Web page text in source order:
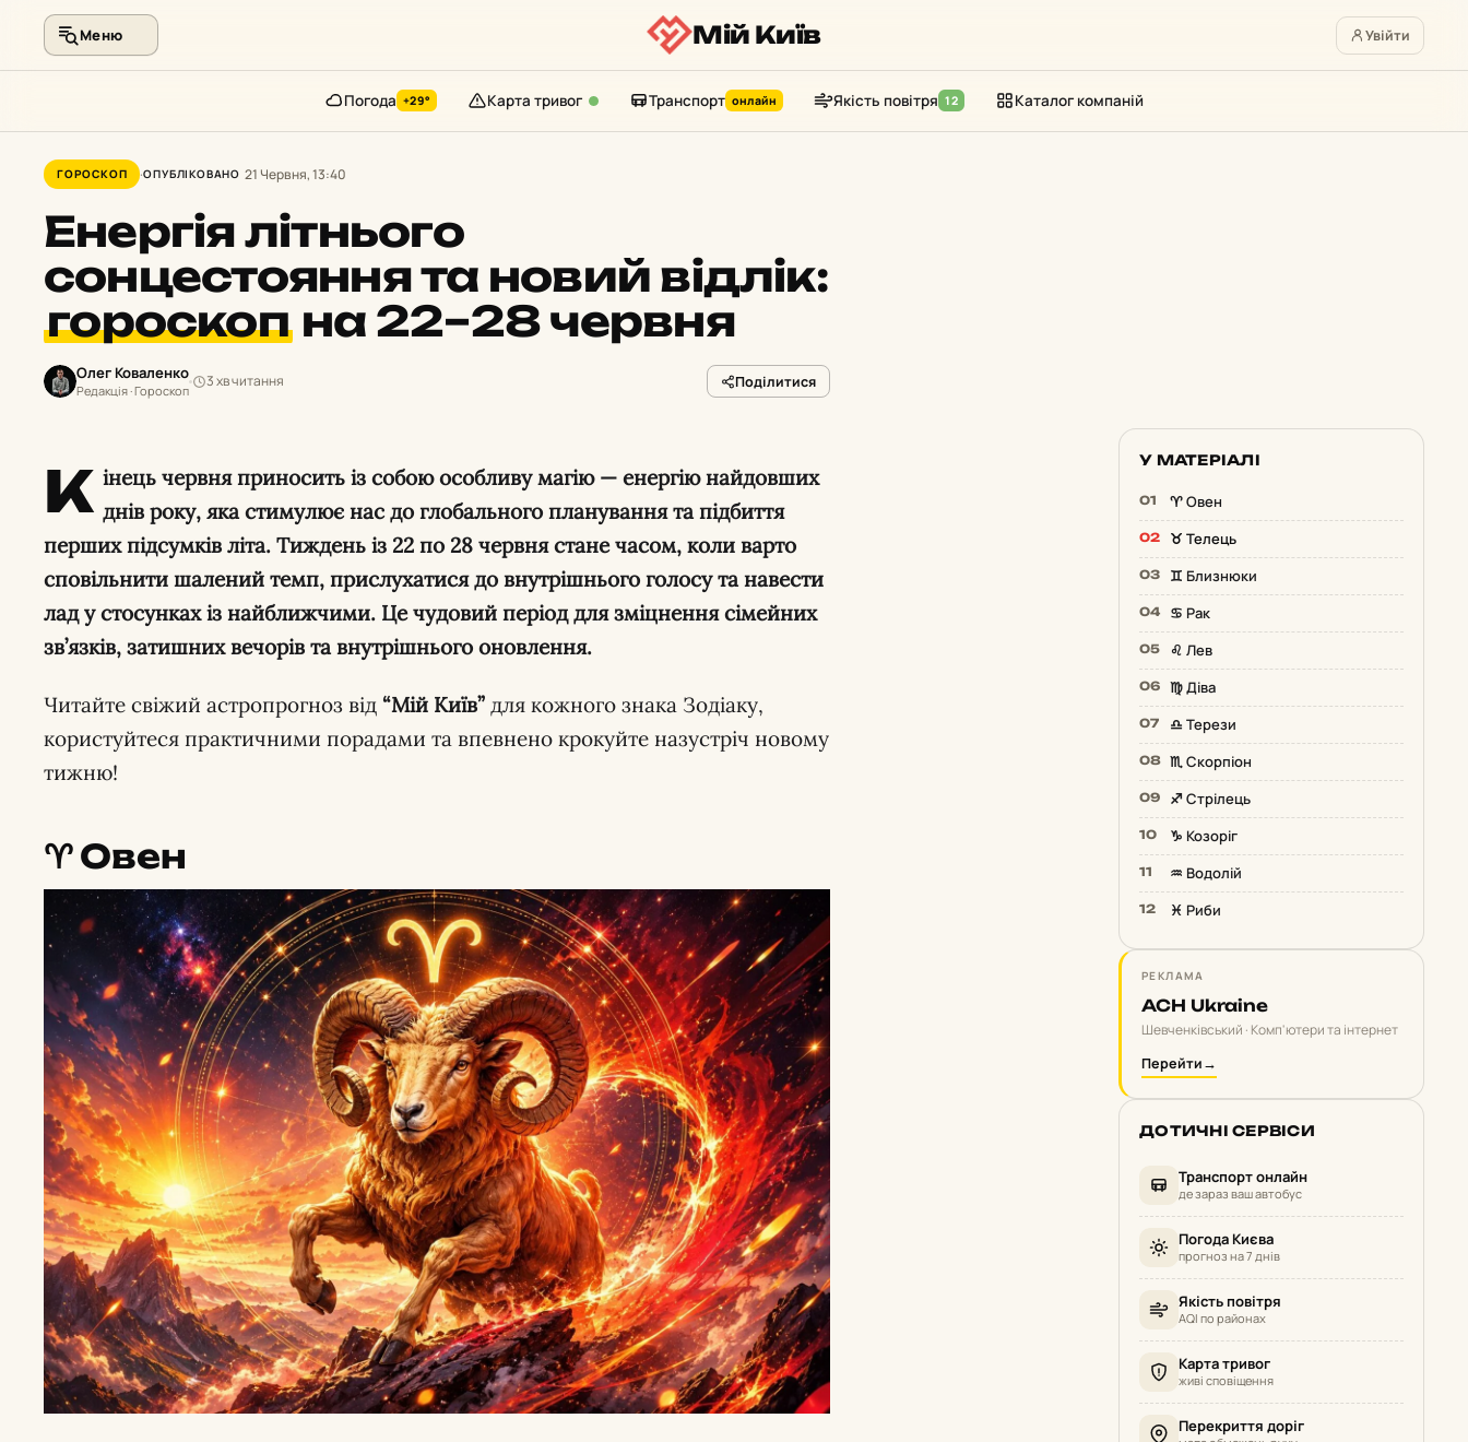
контенту
Меню Мій Київ Увійти
Погода +29° Карта тривог Транспорт онлайн Якість повітря 12 Каталог компаній
ГОРОСКОП ОПУБЛІКОВАНО 21 Червня, 13:40
Енергія літнього
сонцестояння та новий відлік:
гороскопна 22–28 червня
Олег Коваленко
Редакція · Гороскоп
3 хв читання Поділитися
К інець червня приносить із собою особливу магію — енергію найдовших
днів року, яка стимулює нас до глобального планування та підбиття
перших підсумків літа. Тиждень із 22 по 28 червня стане часом, коли варто
сповільнити шалений темп, прислухатися до внутрішнього голосу та навести
лад у стосунках із найближчими. Це чудовий період для зміцнення сімейних
зв’язків, затишних вечорів та внутрішнього оновлення.
Читайте свіжий астропрогноз від “Мій Київ” для кожного знака Зодіаку,
користуйтеся практичними порадами та впевнено крокуйте назустріч новому
тижню!
♈️ Овен
У МАТЕРІАЛІ
♈️ Овен
♉️ Телець
♊️ Близнюки
♋️ Рак
♌️ Лев
♍️ Діва
♎️ Терези
♏️ Скорпіон
♐️ Стрілець
♑️ Козоріг
♒️ Водолій
♓️ Риби
РЕКЛАМА
ACH Ukraine
Шевченківський · Комп'ютери та інтернет
Перейти→
ДОТИЧНІ СЕРВІСИ
Транспорт онлайн
де зараз ваш автобус
Погода Києва
прогноз на 7 днів
Якість повітря
AQI по районах
Карта тривог
живі сповіщення
Перекриття доріг